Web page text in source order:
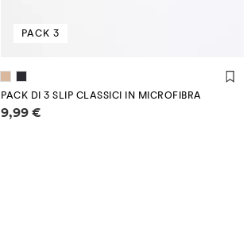
PACK 3
PACK DI 3 SLIP CLASSICI IN MICROFIBRA
Informazioni sui prezzi
9,99 €